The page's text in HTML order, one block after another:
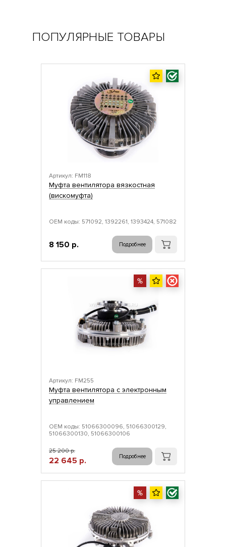
ПОПУЛЯРНЫЕ ТОВАРЫ
Артикул: FM118
Муфта вентилятора вязкостная
(вискомуфта)
ОЕМ коды: 571092, 1392261, 1393424, 571082
8 150 р. Подробнее
Артикул: FM255
Муфта вентилятора с электронным
управлением
ОЕМ коды: 51066300096, 51066300129,
51066300130, 51066300106
25 200 р.
22 645 р. Подробнее